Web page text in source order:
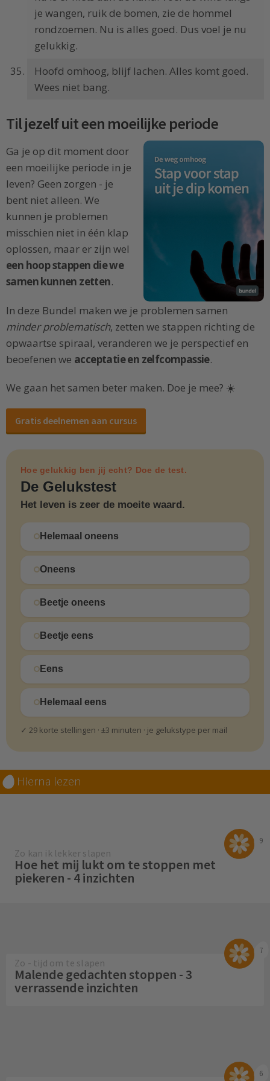
je wangen, ruik de bomen, zie de hommel
rondzoemen. Nu is alles goed. Dus voel je nu
gelukkig.
Hoofd omhoog, blijf lachen. Alles komt goed.
Wees niet bang.
Til jezelf uit een moeilijke periode
Ga je op dit moment door
een moeilijke periode in je
leven? Geen zorgen - je
bent niet alleen. We
kunnen je problemen
misschien niet in één klap
oplossen, maar er zijn wel
een hoop stappen die we
samen kunnen zetten.
In deze Bundel maken we je problemen samen
minder problematisch, zetten we stappen richting de
opwaartse spiraal, veranderen we je perspectief en
beoefenen we acceptatie en zelfcompassie.
We gaan het samen beter maken. Doe je mee? ☀️
Gratis deelnemen aan cursus
Hoe gelukkig ben jij echt? Doe de test.
De Gelukstest
Het leven is zeer de moeite waard.
Helemaal oneens
Oneens
Beetje oneens
Beetje eens
Eens
Helemaal eens
✓ 29 korte stellingen · ±3 minuten · je gelukstype per mail
Hierna lezen
9
Zo kan ik lekker slapen
Hoe het mij lukt om te stoppen met
piekeren - 4 inzichten
7
Zo - tijd om te slapen
Malende gedachten stoppen - 3
verrassende inzichten
6